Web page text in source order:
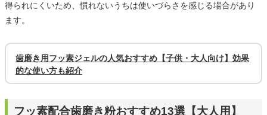
得られにくいため、慣れないうちは使いづらさを感じる場合があり
ます。
歯磨き用フッ素ジェルの人気おすすめ【子供・大人向け】効果
的な使い方も紹介
フッ素配合歯磨き粉おすすめ13選【大人用】